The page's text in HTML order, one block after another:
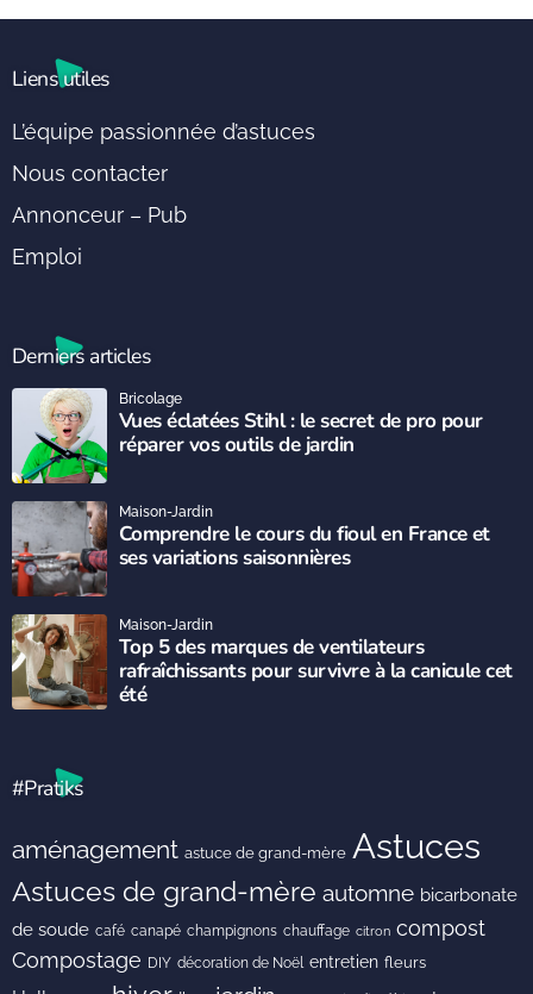
Liens utiles
L’équipe passionnée d’astuces
Nous contacter
Annonceur – Pub
Emploi
Derniers articles
Vues éclatées Stihl : le secret de pro pour
réparer vos outils de jardin
Bricolage
Comprendre le cours du fioul en France et
ses variations saisonnières
Maison-Jardin
Top 5 des marques de ventilateurs
rafraîchissants pour survivre à la canicule cet
été
Maison-Jardin
#Pratiks
aménagement astuce de grand-mère Astuces
Astuces de grand-mère automne bicarbonate
de soude café canapé champignons chauffage citron compost
Compostage DIY décoration de Noël entretien fleurs